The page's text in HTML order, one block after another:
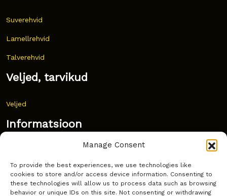
Manage Consent
To provide the best experiences, we use technologies like
cookies to store and/or access device information. Consenting to
these technologies will allow us to process data such as browsing
behavior or unique IDs on this site. Not consenting or withdrawing
Suverehvid
Lamellrehvid
Talverehvid
Veljed, tarvikud
Veljed
Informatsioon
Korduma kippuvad küsimused
Kust osta?